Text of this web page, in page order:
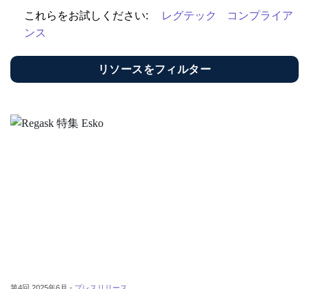
これらをお試しください: レグテック
コンプライア
ンス
リソースをフィルター